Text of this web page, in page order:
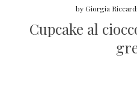
byGiorgia Riccardi
Cupcake al